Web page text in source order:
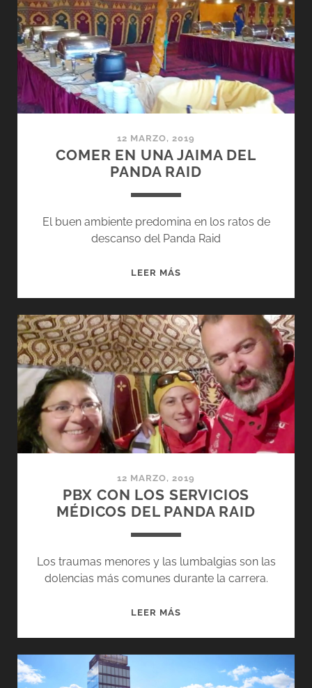
FUERZA
12 MARZO, 2019
COMER EN UNA JAIMA DEL
PANDA RAID
El buen ambiente predomina en los ratos de
descanso del Panda Raid
LEER MÁS
JAIMA
DEL
PANDA
RAID
12 MARZO, 2019
PBX CON LOS SERVICIOS
MÉDICOS DEL PANDA RAID
Los traumas menores y las lumbalgias son las
dolencias más comunes durante la carrera.
LEER MÁS